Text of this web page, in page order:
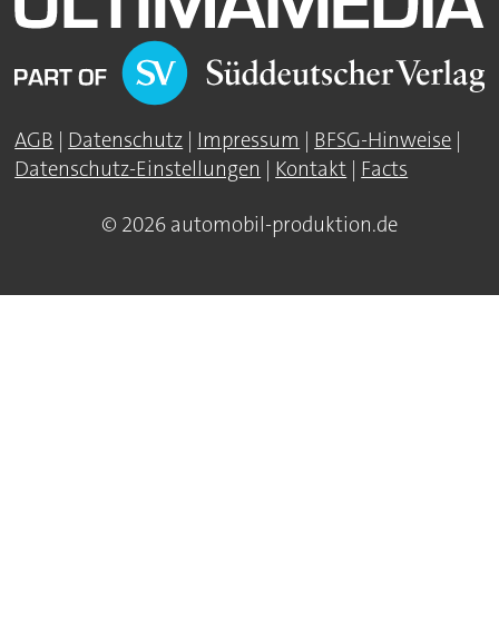
AGB | Datenschutz | Impressum | BFSG-Hinweise |
Datenschutz-Einstellungen | Kontakt | Facts
© 2026 automobil-produktion.de